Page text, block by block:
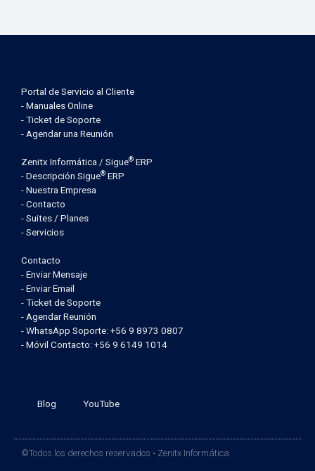
Portal de Servicio al Cliente
- Manuales Online
- Ticket de Soporte
- Agendar una Reunión
Zenitx Informática / Sigue® ERP
- Descripción Sigue® ERP
- Nuestra Empresa
- Contacto
- Suites / Planes
- Servicios
Contacto
- Enviar Mensaje
- Enviar Email
- Ticket de Soporte
- Agendar Reunión
- WhatsApp Soporte: +56 9 8973 0807
- Móvil Contacto: +56 9 6149 1014
Blog YouTube
©Todos los derechos reservados • Zenitx Informática